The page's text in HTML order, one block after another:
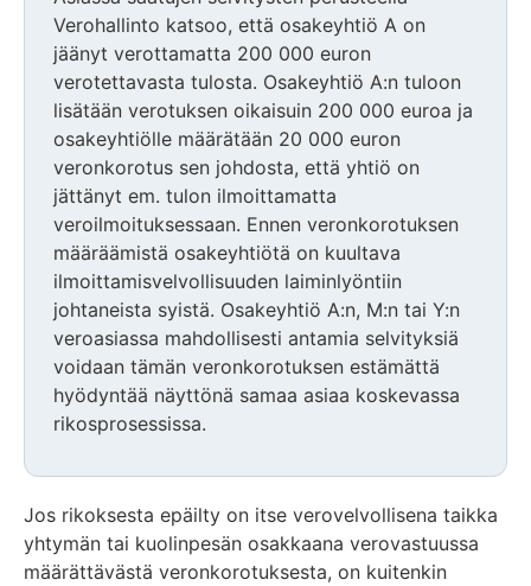
Verohallinto katsoo, että osakeyhtiö A on
jäänyt verottamatta 200 000 euron
verotettavasta tulosta. Osakeyhtiö A:n tuloon
lisätään verotuksen oikaisuin 200 000 euroa ja
osakeyhtiölle määrätään 20 000 euron
veronkorotus sen johdosta, että yhtiö on
jättänyt em. tulon ilmoittamatta
veroilmoituksessaan. Ennen veronkorotuksen
määräämistä osakeyhtiötä on kuultava
ilmoittamisvelvollisuuden laiminlyöntiin
johtaneista syistä. Osakeyhtiö A:n, M:n tai Y:n
veroasiassa mahdollisesti antamia selvityksiä
voidaan tämän veronkorotuksen estämättä
hyödyntää näyttönä samaa asiaa koskevassa
rikosprosessissa.
Jos rikoksesta epäilty on itse verovelvollisena taikka
yhtymän tai kuolinpesän osakkaana verovastuussa
määrättävästä veronkorotuksesta, on kuitenkin